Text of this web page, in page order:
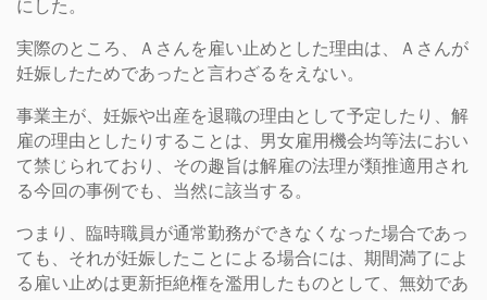
にした。
実際のところ、Ａさんを雇い止めとした理由は、Ａさんが
妊娠したためであったと言わざるをえない。
事業主が、妊娠や出産を退職の理由として予定したり、解
雇の理由としたりすることは、男女雇用機会均等法におい
て禁じられており、その趣旨は解雇の法理が類推適用され
る今回の事例でも、当然に該当する。
つまり、臨時職員が通常勤務ができなくなった場合であっ
ても、それが妊娠したことによる場合には、期間満了によ
る雇い止めは更新拒絶権を濫用したものとして、無効であ